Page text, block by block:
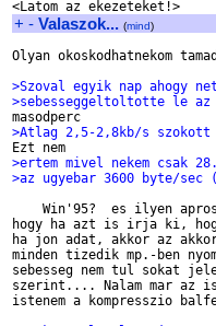
+ - Valaszok... (mind)
Olyan okoskodhatnekom
>Szoval egyik nap ahogy
>sebesseggeltoltotte le
>Atlag 2,5-2,8kb/s
>ertem mivel nekem csak
>az ugyebar 3600 byte/sec
Win'95?  es ilyen
hogy ha azt is irja ki,
ha jon adat, akkor az
minden tizedik mp.-ben
sebesseg nem tul sokat
szerint.... Nalam mar az
istenem a kompresszio